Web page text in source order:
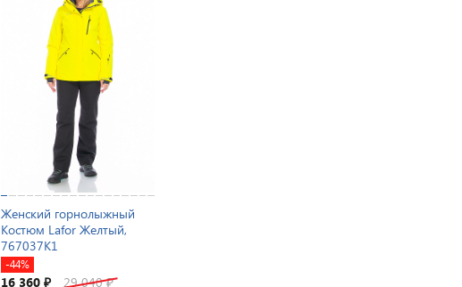
Женский горнолыжный
Костюм Lafor Желтый,
767037K1
-44%
16 360 ₽ 29 040₽